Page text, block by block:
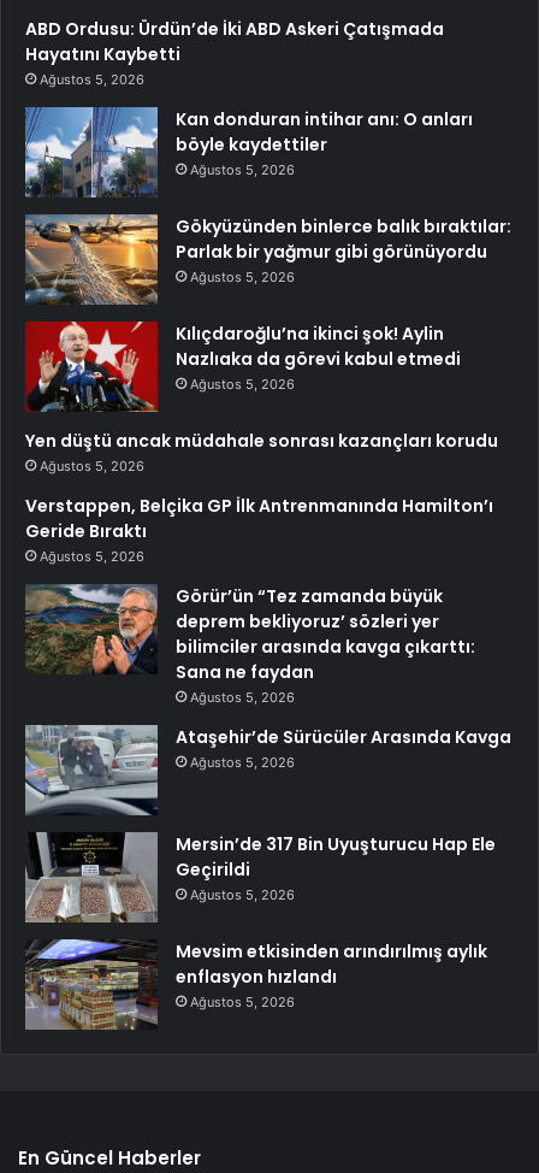
ABD Ordusu: Ürdün’de İki ABD Askeri Çatışmada
Hayatını Kaybetti
Ağustos 5, 2026
Kan donduran intihar anı: O anları
böyle kaydettiler
Ağustos 5, 2026
Gökyüzünden binlerce balık bıraktılar:
Parlak bir yağmur gibi görünüyordu
Ağustos 5, 2026
Kılıçdaroğlu’na ikinci şok! Aylin
Nazlıaka da görevi kabul etmedi
Ağustos 5, 2026
Yen düştü ancak müdahale sonrası kazançları korudu
Ağustos 5, 2026
Verstappen, Belçika GP İlk Antrenmanında Hamilton’ı
Geride Bıraktı
Ağustos 5, 2026
Görür’ün “Tez zamanda büyük
deprem bekliyoruz’ sözleri yer
bilimciler arasında kavga çıkarttı:
Sana ne faydan
Ağustos 5, 2026
Ataşehir’de Sürücüler Arasında Kavga
Ağustos 5, 2026
Mersin’de 317 Bin Uyuşturucu Hap Ele
Geçirildi
Ağustos 5, 2026
Mevsim etkisinden arındırılmış aylık
enflasyon hızlandı
Ağustos 5, 2026
En Güncel Haberler